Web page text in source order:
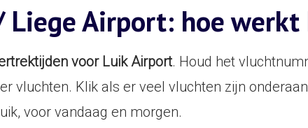
Airport: hoe werkt
voor Luik Airport. Houd het
vluchten. Klik als er veel vluchten zijn
voor vandaag en morgen.